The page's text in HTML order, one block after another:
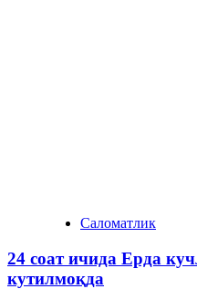
Саломатлик
24 соат ичида Ерда
кутилмоқда